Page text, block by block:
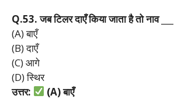
Q.53.जबटिलरदाएँकियाजाताहैतोनाव
(A) बाएँ
(B) दाएँ
(C) आगे
(D) स्थिर
उत्तर:
(A)बाएँ